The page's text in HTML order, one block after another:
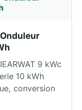
9 kWc
10 kWh
conversion